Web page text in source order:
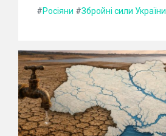
#Росіяни #Збройні сили України